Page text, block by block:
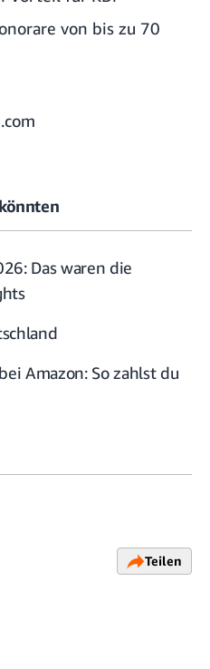
von bis zu 70
Das waren die
Amazon: So zahlst du
Teilen